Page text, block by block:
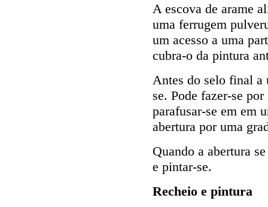
A escova de arame
uma ferrugem
um acesso a uma
cubra-o da pintura
Antes do selo final a
se. Pode fazer-se
parafusar-se em em
abertura por uma
Quando a abertura
e pintar-se.
Recheio e pintura